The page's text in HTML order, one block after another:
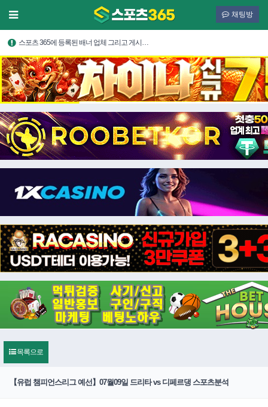
채팅방
스포츠 365에 등록된 배너 업체 그리고 게시…
목록으로
【유럽 챔피언스리그 예선】07월09일 드리타 vs 디페르댕 스포츠분석